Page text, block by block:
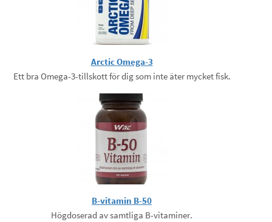
Arctic Omega-3
Ett bra Omega-3-tillskott för dig som inte äter mycket fisk.
B-vitamin B-50
Högdoserad av samtliga B-vitaminer.